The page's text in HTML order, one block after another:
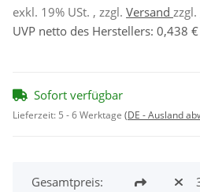
exkl. 19% USt. , zzgl. Versand zzgl.
UVP netto des Herstellers: 0,438 €
Sofort verfügbar
Lieferzeit: 5 - 6 Werktage (DE - Ausland
Gesamtpreis: